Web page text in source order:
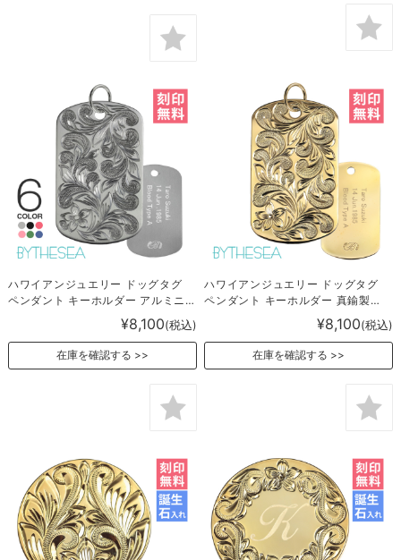
ハワイアンジュエリー ドッグタグ
ペンダント キーホルダー アルミニ
¥8,100(税込)
在庫を確認する
ハワイアンジュエリー ドッグタグ
ペンダント キーホルダー 真鍮製
¥8,100(税込)
在庫を確認する